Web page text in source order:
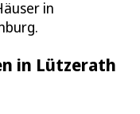
in
in Lützerath